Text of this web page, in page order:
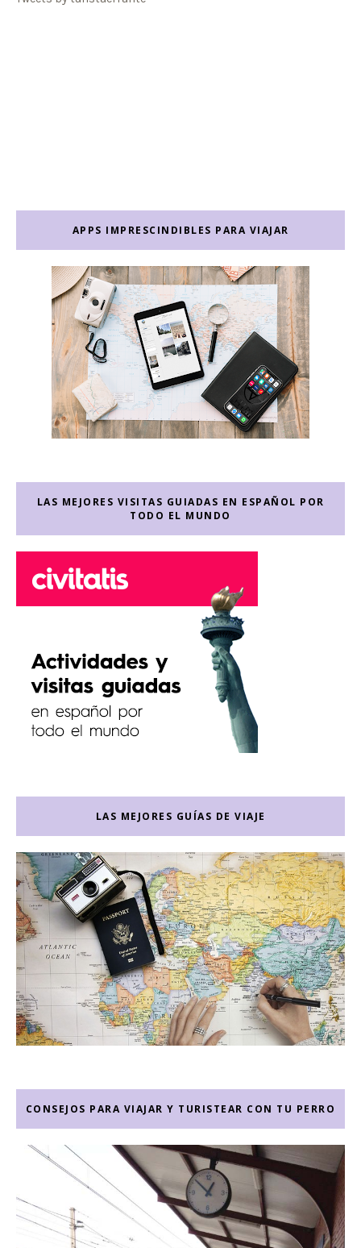
APPS IMPRESCINDIBLES PARA VIAJAR
LAS MEJORES VISITAS GUIADAS EN ESPAÑOL POR
TODO EL MUNDO
LAS MEJORES GUÍAS DE VIAJE
CONSEJOS PARA VIAJAR Y TURISTEAR CON TU PERRO